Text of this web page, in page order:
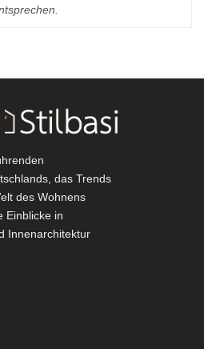
das Trends
des Wohnens
Einblicke in
Innenarchitektur